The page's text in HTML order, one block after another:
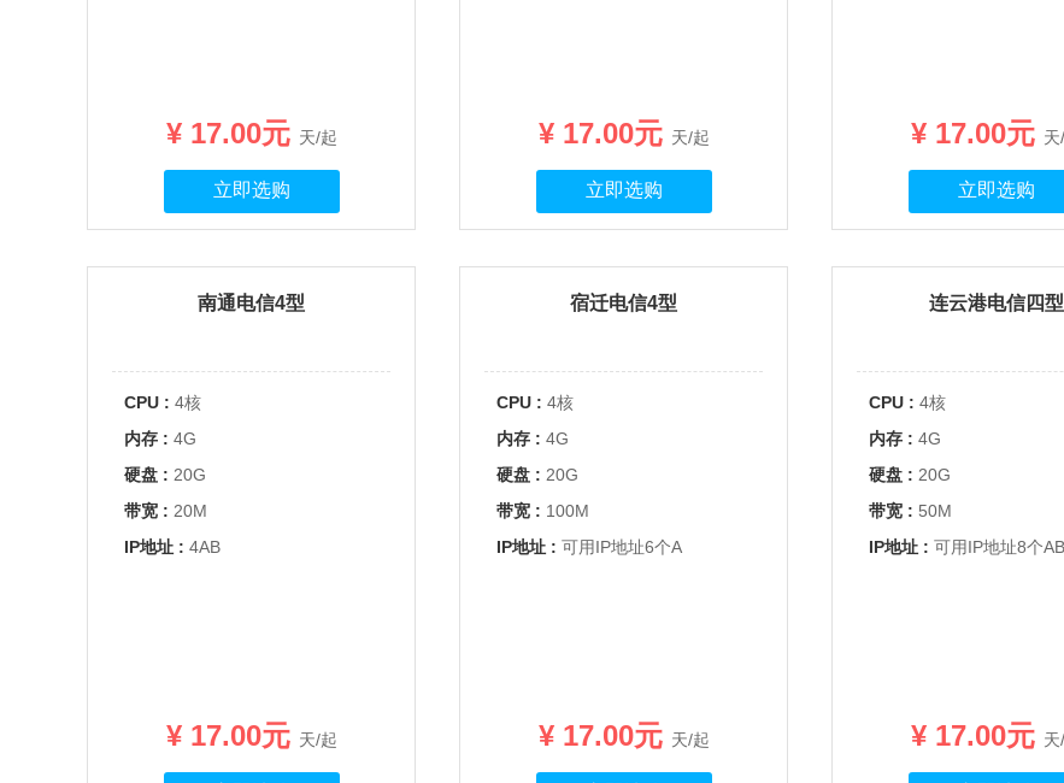
¥ 17.00元 天/起
立即选购
¥ 17.00元 天/起
立即选购
¥ 17.00元 天
立即选购
南通电信4型
CPU : 4核
内存 : 4G
硬盘 : 20G
带宽 : 20M
IP地址 : 4AB
¥ 17.00元 天/起
宿迁电信4型
CPU : 4核
内存 : 4G
硬盘 : 20G
带宽 : 100M
IP地址 : 可用IP地址6个A
¥ 17.00元 天/起
连云港电信四型
CPU : 4核
内存 : 4G
硬盘 : 20G
带宽 : 50M
IP地址 : 可用IP地址8个AB
¥ 17.00元 天